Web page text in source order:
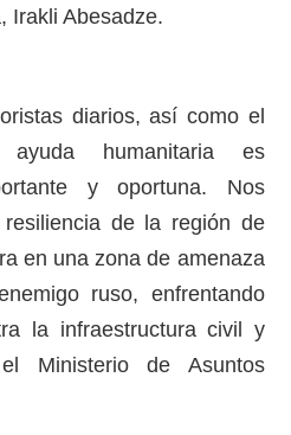
Irakli Abesadze.
diarios, así como el
humanitaria es
y oportuna. Nos
de la región de
en una zona de amenaza
ruso, enfrentando
la infraestructura civil y
Ministerio de Asuntos